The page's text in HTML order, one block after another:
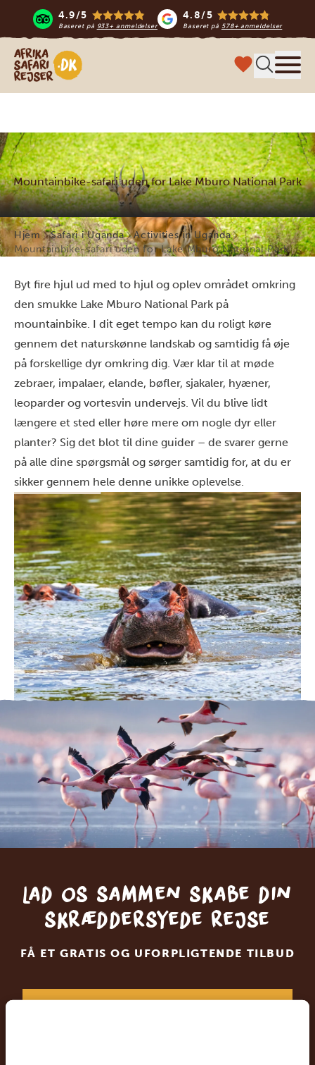
4.9/5
Baseret på 933+ anmeldelser
4.8/5
Baseret på 578+ anmeldelser
Safari-rejser i Afrika
Mountainbike-safari uden for Lake Mburo National Park
Hjem Safari i Uganda
Activities in Uganda
Mountainbike-safari uden for Lake Mburo National Park
Byt fire hjul ud med to hjul og oplev området omkring
den smukke Lake Mburo National Park på
mountainbike. I dit eget tempo kan du roligt køre
gennem det naturskønne landskab og samtidig få øje
på forskellige dyr omkring dig. Vær klar til at møde
zebraer, impalaer, elande, bøfler, sjakaler, hyæner,
leoparder og vortesvin undervejs. Vil du blive lidt
længere et sted eller høre mere om nogle dyr eller
planter? Sig det blot til dine guider – de svarer gerne
på alle dine spørgsmål og sørger samtidig for, at du er
sikker gennem hele denne unikke oplevelse.
Lad os sammen skabe din
skræddersyede rejse
FÅ ET GRATIS OG UFORPLIGTENDE TILBUD